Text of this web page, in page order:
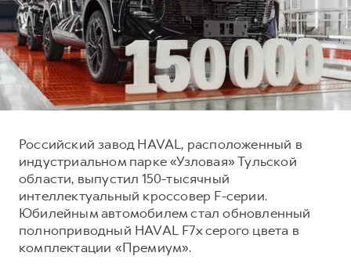
DARGO
от 3 199 000 ₽
DARGO X
от 3 499 000 ₽
от 2 899 000 ₽ от 3 599 000 ₽
Тест-драйв
Трейд-ин
КРЕДИТ И СТРАХОВАНИЕ
Страхование
Кредит
КОРПОРАТИВНЫМ КЛИЕНТАМ
Для малого бизнеса
СЕРВИСНОЕ ОБСЛУЖИВАНИЕ
Нулевое ТО
Программа «Помощь на дороге»
Регламенты технического обслуживания
ПОДДЕРЖКА
GWM Безопасность
Гарантия HAVAL
Мобильное приложение GWM
О дилере
Наша команда
Контакты
Российский завод HAVAL, расположенный в
индустриальном парке «Узловая» Тульской
области, выпустил 150-тысячный
интеллектуальный кроссовер F-серии.
Юбилейным автомобилем стал обновленный
полноприводный HAVAL F7x серого цвета в
комплектации «Премиум».